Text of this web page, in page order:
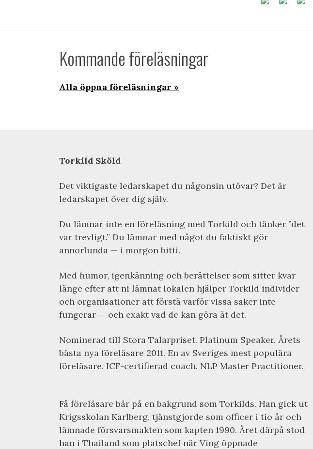
Kommande föreläsningar
Alla öppna föreläsningar
Torkild Sköld
Det viktigaste ledarskapet du någonsin utövar? Det är
ledarskapet över dig själv.
Du lämnar inte en föreläsning med Torkild och tänker ”det
var trevligt.” Du lämnar med något du faktiskt gör
annorlunda — i morgon bitti.
Med humor, igenkänning och berättelser som sitter kvar
länge efter att ni lämnat lokalen hjälper Torkild individer
och organisationer att förstå varför vissa saker inte
fungerar — och exakt vad de kan göra åt det.
Nominerad till Stora Talarpriset. Platinum Speaker. Årets
bästa nya föreläsare 2011. En av Sveriges mest populära
föreläsare. ICF-certifierad coach. NLP Master Practitioner.
Få föreläsare bär på en bakgrund som Torkilds. Han gick ut
Krigsskolan Karlberg, tjänstgjorde som officer i tio år och
lämnade försvarsmakten som kapten 1990. Året därpå stod
han i Thailand som platschef när Ving öppnade